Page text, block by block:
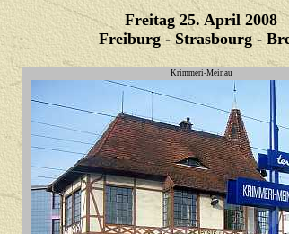
Freitag 25. April 2008
Freiburg - Strasbourg -
Krimmeri-Meinau